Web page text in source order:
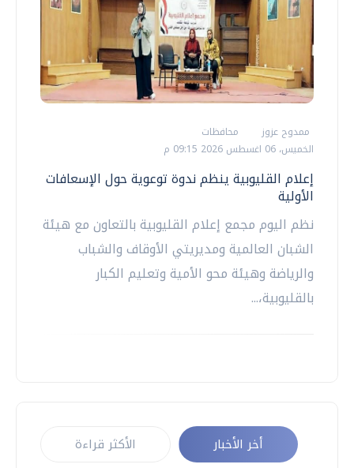
ممدوح عزوز
محافظات
الخميس، 06 اغسطس 2026 09:15 م
إعلام القليوبية ينظم ندوة توعوية حول الإسعافات
الأولية
نظم اليوم مجمع إعلام القليوبية بالتعاون مع هيئة
الشبان العالمية ومديريتي الأوقاف والشباب
والرياضة وهيئة محو الأمية وتعليم الكبار
بالقليوبية،...
أخر الأخبار الأكثر قراءة